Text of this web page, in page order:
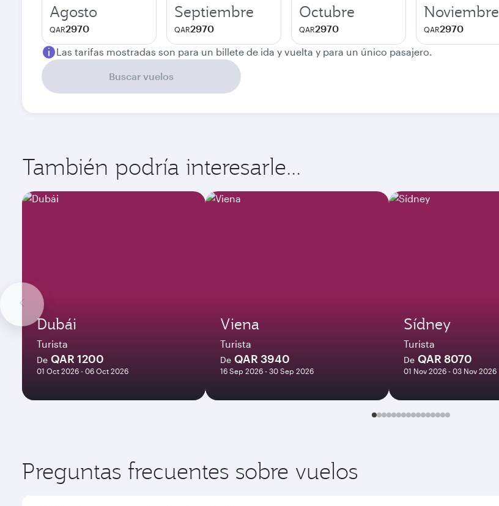
Agosto
QAR2970
Septiembre
QAR2970
Octubre
QAR2970
Noviembre
QAR2970
Las tarifas mostradas son para un billete de ida y vuelta y para un único pasajero.
Buscar vuelos
También podría interesarle...
Dubái
Turista
De QAR 1200
01 Oct 2026 - 06 Oct 2026
Viena
Turista
De QAR 3940
16 Sep 2026 - 30 Sep 2026
Sídney
Turista
De QAR 8070
01 Nov 2026 - 03 Nov 2026
Preguntas frecuentes sobre vuelos